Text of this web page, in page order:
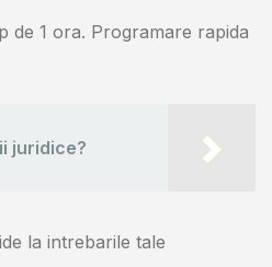
de 1 ora. Programare rapida
juridice?
la intrebarile tale